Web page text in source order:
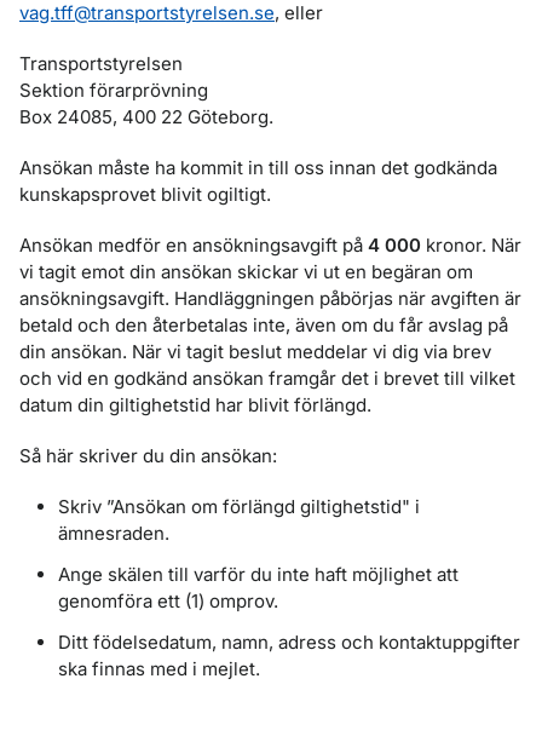
vag.tff@transportstyrelsen.se, eller
Transportstyrelsen
Sektion förarprövning
Box 24085, 400 22 Göteborg.
Ansökan måste ha kommit in till oss innan det godkända
kunskapsprovet blivit ogiltigt.
Ansökan medför en ansökningsavgift på 4 000 kronor. När
vi tagit emot din ansökan skickar vi ut en begäran om
ansökningsavgift. Handläggningen påbörjas när avgiften är
betald och den återbetalas inte, även om du får avslag på
din ansökan. När vi tagit beslut meddelar vi dig via brev
och vid en godkänd ansökan framgår det i brevet till vilket
datum din giltighetstid har blivit förlängd.
Så här skriver du din ansökan:
Skriv ”Ansökan om förlängd giltighetstid" i
ämnesraden.
Ange skälen till varför du inte haft möjlighet att
genomföra ett (1) omprov.
Ditt födelsedatum, namn, adress och kontaktuppgifter
ska finnas med i mejlet.